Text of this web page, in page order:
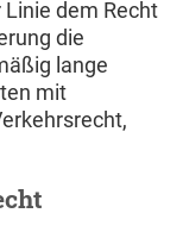
dem Recht
die
lange
mit